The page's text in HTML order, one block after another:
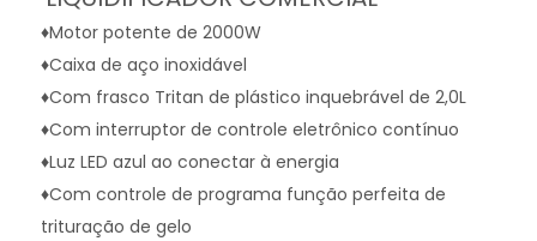
♦Motor potente de 2000W
♦Caixa de aço inoxidável
♦Com frasco Tritan de plástico inquebrável de 2,0L
♦Com interruptor de controle eletrônico contínuo
♦Luz LED azul ao conectar à energia
♦Com controle de programa função perfeita de
trituração de gelo